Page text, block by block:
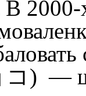
2000-
コ) —